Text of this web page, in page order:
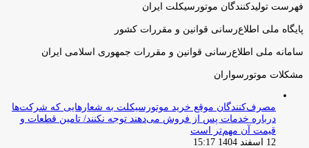
فهرست تولیدکنندگان موتورسیکلت ایران
پایگاه ملی اطلاع‌رسانی قوانین و مقررات کشور
سامانه ملی اطلاع‌رسانی قوانین و مقررات جمهوری اسلامی ایران
مشکلات موتورسواران
مصرف‌کنندگان موقع خرید موتورسیکلت به شعارهایی که شرکت‌ها
درباره خدمات پس از فروش می‌دهند توجه نکنند/ تامین قطعات و
قیمت آن مهم‌تر است
12 اسفند 1404 15:17